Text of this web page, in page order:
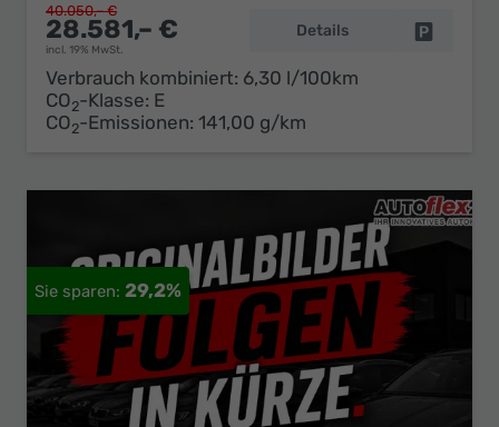
28.581,– €
incl. 19% MwSt.
40.050,– €
Details
Verbrauch kombiniert: 6,30 l/100km
CO2-Klasse: E
CO2-Emissionen: 141,00 g/km
29,2%